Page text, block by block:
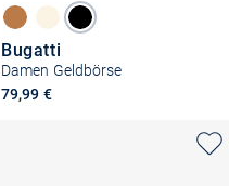
Bugatti
Damen Geldbörse
79,99 €